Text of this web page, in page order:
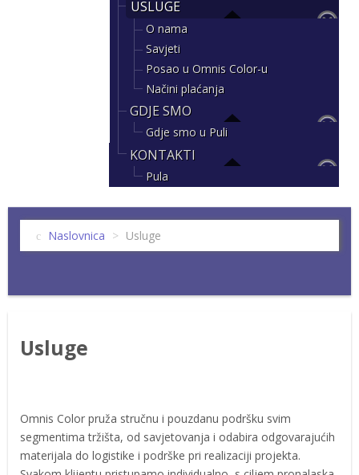
USLUGE
O nama
Savjeti
Posao u Omnis Color-u
Načini plaćanja
GDJE SMO
Gdje smo u Puli
KONTAKTI
Pula
Naslovnica > Usluge
Usluge
Omnis Color pruža stručnu i pouzdanu podršku svim
segmentima tržišta, od savjetovanja i odabira odgovarajućih
materijala do logistike i podrške pri realizaciji projekta.